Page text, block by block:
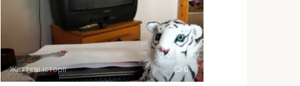
Життєві історії 0